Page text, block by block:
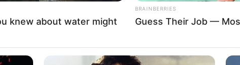
már teljesen tönkrement a magánélete, felesége
nem láthatja.
knew about water might
BRAINBERRIES
Guess Their Job —